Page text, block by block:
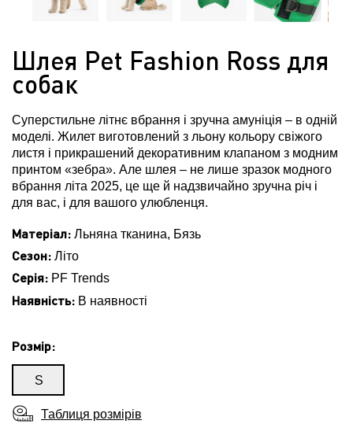
Шлея Pet Fashion Ross для
собак
Суперстильне літнє вбрання і зручна амуніція – в одній
моделі. Жилет виготовлений з льону кольору свіжого
листя і прикрашений декоративним клапаном з модним
принтом «зебра». Але шлея – не лише зразок модного
вбрання літа 2025, це ще й надзвичайно зручна річ і
для вас, і для вашого улюбленця.
Матеріал: Льняна тканина, Бязь
Сезон: Літо
Серія: PF Trends
Наявність: В наявності
Розмір:
S
Таблиця розмірів